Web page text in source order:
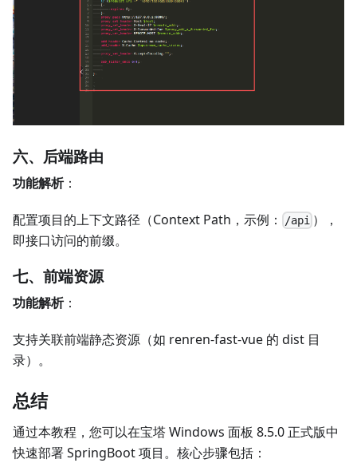
六、后端路由
功能解析：
配置项目的上下文路径（Context Path，示例： /api ），
即接口访问的前缀。
七、前端资源
功能解析：
支持关联前端静态资源（如 renren-fast-vue 的 dist 目
录）。
总结
通过本教程，您可以在宝塔 Windows 面板 8.5.0 正式版中
快速部署 SpringBoot 项目。核心步骤包括：